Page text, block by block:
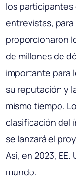
los participantes
entrevistas,
proporcionaron
de millones de
importante para
su reputación y
mismo tiempo.
clasificación del
se lanzará el
Así, en 2023,
mundo.